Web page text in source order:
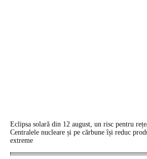
Eclipsa solară din 12 august, un risc pentru
Centralele nucleare și pe cărbune își reduc
extreme